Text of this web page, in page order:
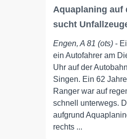
Aquaplaning auf
sucht
Engen, A 81 (ots) -
ein Autofahrer am
Uhr auf der
Singen. Ein 62
Ranger war auf
schnell unterwegs.
aufgrund
rechts ...